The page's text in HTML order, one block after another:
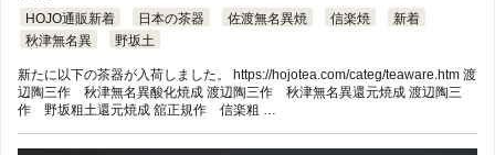
HOJO通販新着 日本の茶器 佐渡無名異焼 信楽焼
新着
秋津無名異
野坂土
新たに以下の茶器が入荷しました。 https://hojotea.com/categ/teaware.htm 渡
辺陶三作 秋津無名異酸化焼成 渡辺陶三作 秋津無名異還元焼成 渡辺陶三
作 野坂粗土還元焼成 舘正規作 信楽粗 …